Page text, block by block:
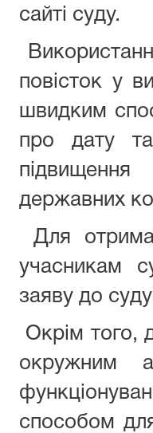
сайті суду.
повісток у
швидким
про дату
державних
Для
учасникам
заяву до
Окрім того,
окружним
способом